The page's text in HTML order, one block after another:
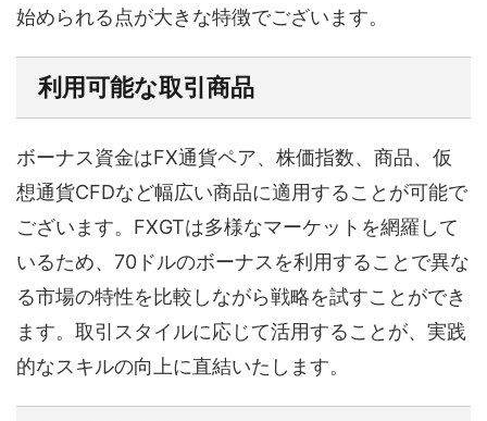
始められる点が大きな特徴でございます。
利用可能な取引商品
ボーナス資金はFX通貨ペア、株価指数、商品、仮
想通貨CFDなど幅広い商品に適用することが可能で
ございます。FXGTは多様なマーケットを網羅して
いるため、70ドルのボーナスを利用することで異な
る市場の特性を比較しながら戦略を試すことができ
ます。取引スタイルに応じて活用することが、実践
的なスキルの向上に直結いたします。